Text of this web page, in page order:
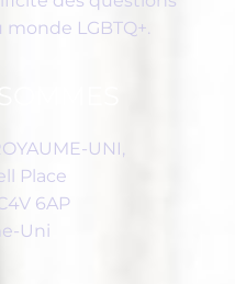
LGBTQ+.
UNI,
Place
6AP
Uni